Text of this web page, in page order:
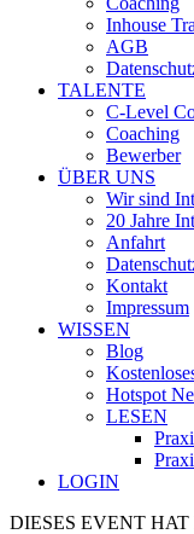
Inhouse
AGB
TALENTE
C-Level
Coaching
Bewerber
ÜBER UNS
Wir sind
20 Jahre
Anfahrt
Kontakt
Impressum
WISSEN
Blog
Hotspot
LESEN
LOGIN
DIESES EVENT